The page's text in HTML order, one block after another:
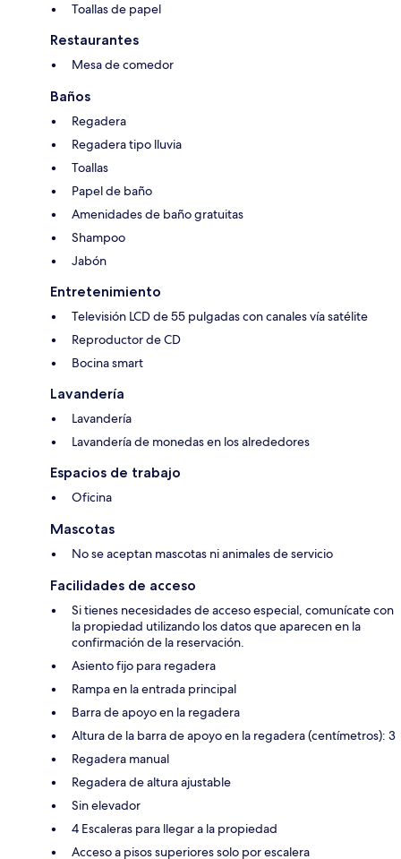
Toallas de papel
Restaurantes
Mesa de comedor
Baños
Regadera
Regadera tipo lluvia
Toallas
Papel de baño
Amenidades de baño gratuitas
Shampoo
Jabón
Entretenimiento
Televisión LCD de 55 pulgadas con canales vía satélite
Reproductor de CD
Bocina smart
Lavandería
Lavandería
Lavandería de monedas en los alrededores
Espacios de trabajo
Oficina
Mascotas
No se aceptan mascotas ni animales de servicio
Facilidades de acceso
Si tienes necesidades de acceso especial, comunícate con
la propiedad utilizando los datos que aparecen en la
confirmación de la reservación.
Asiento fijo para regadera
Rampa en la entrada principal
Barra de apoyo en la regadera
Altura de la barra de apoyo en la regadera (centímetros): 3
Regadera manual
Regadera de altura ajustable
Sin elevador
4 Escaleras para llegar a la propiedad
Acceso a pisos superiores solo por escalera